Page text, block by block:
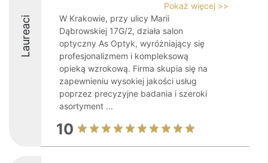
Laureaci
Pokaż więcej >>
W Krakowie, przy ulicy Marii
Dąbrowskiej 17G/2, działa salon
optyczny As Optyk, wyróżniający się
profesjonalizmem i kompleksową
opieką wzrokową. Firma skupia się na
zapewnieniu wysokiej jakości usług
poprzez precyzyjne badania i szeroki
asortyment ...
10